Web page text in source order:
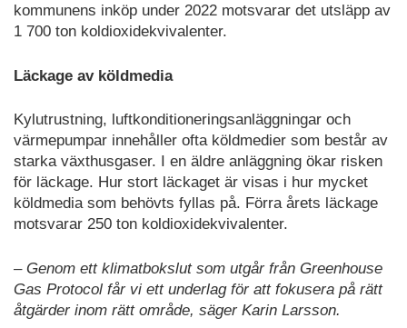
kommunens inköp under 2022 motsvarar det utsläpp av
1 700 ton koldioxidekvivalenter.
Läckage av köldmedia
Kylutrustning, luftkonditioneringsanläggningar och
värmepumpar innehåller ofta köldmedier som består av
starka växthusgaser. I en äldre anläggning ökar risken
för läckage. Hur stort läckaget är visas i hur mycket
köldmedia som behövts fyllas på. Förra årets läckage
motsvarar 250 ton koldioxidekvivalenter.
– Genom ett klimatbokslut som utgår från Greenhouse
Gas Protocol får vi ett underlag för att fokusera på rätt
åtgärder inom rätt område, säger Karin Larsson.